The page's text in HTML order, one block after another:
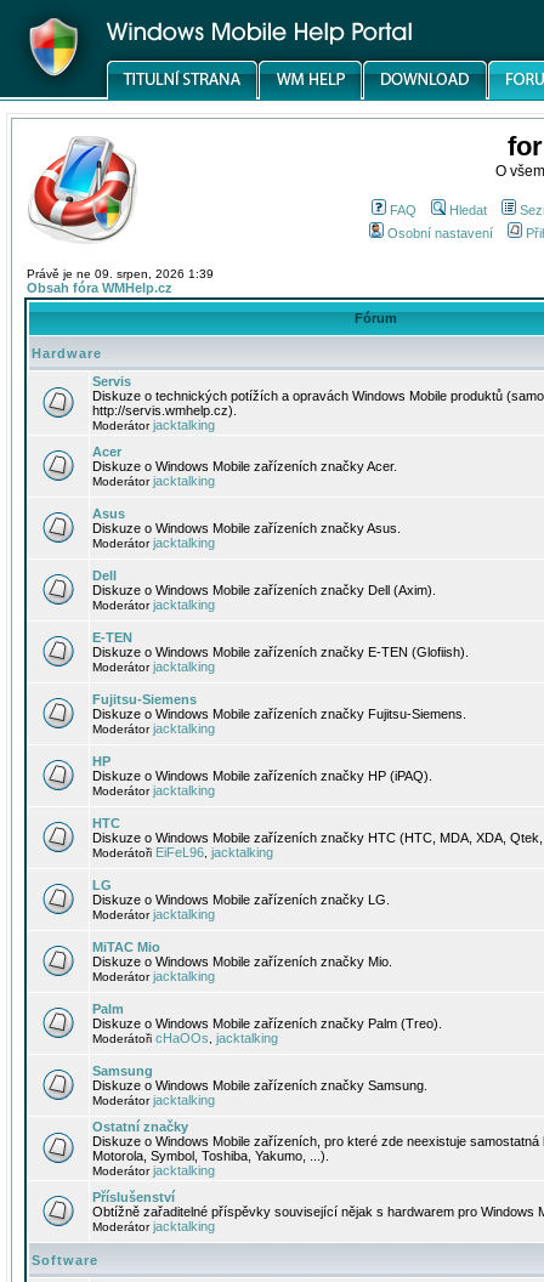
O
FAQ Hledat
Osobní nastavení
Právě je ne 09. srpen, 2026 1:39
Obsah fóra WMHelp.cz
Fórum
Hardware
Servis
Diskuze o technických potížích a opravách Windows Mobile produktů
http://servis.wmhelp.cz).
Moderátorjacktalking
Acer
Diskuze o Windows Mobile zařízeních značky Acer.
Moderátorjacktalking
Asus
Diskuze o Windows Mobile zařízeních značky Asus.
Moderátorjacktalking
Dell
Diskuze o Windows Mobile zařízeních značky Dell (Axim).
Moderátorjacktalking
E-TEN
Diskuze o Windows Mobile zařízeních značky E-TEN (Glofiish).
Moderátorjacktalking
Fujitsu-Siemens
Diskuze o Windows Mobile zařízeních značky Fujitsu-Siemens.
Moderátorjacktalking
HP
Diskuze o Windows Mobile zařízeních značky HP (iPAQ).
Moderátorjacktalking
HTC
Diskuze o Windows Mobile zařízeních značky HTC (HTC, MDA, XDA,
Moderátoři EiFeL96 jacktalking
LG
Diskuze o Windows Mobile zařízeních značky LG.
Moderátorjacktalking
MiTAC Mio
Diskuze o Windows Mobile zařízeních značky Mio.
Moderátorjacktalking
Palm
Diskuze o Windows Mobile zařízeních značky Palm (Treo).
Moderátoři cHaOOs jacktalking
Samsung
Diskuze o Windows Mobile zařízeních značky Samsung.
Moderátorjacktalking
Ostatní značky
Diskuze o Windows Mobile zařízeních, pro které zde neexistuje
Motorola, Symbol, Toshiba, Yakumo, ...).
Moderátorjacktalking
Příslušenství
Obtížně zařaditelné příspěvky související nějak s hardwarem pro Windows
Moderátorjacktalking
Software